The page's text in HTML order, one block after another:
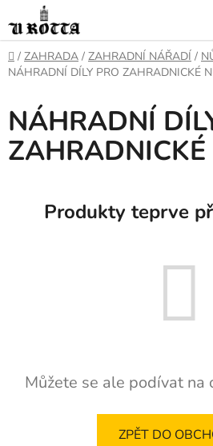
na
obsah
DOMŮ
/ ZAHRADA / ZAHRADNÍ NÁŘADÍ /
NÁHRADNÍ DÍLY PRO ZAHRADNICKÉ
NÁHRADNÍ
Produkty teprve
Můžete se ale podívat na
ZPĚT DO